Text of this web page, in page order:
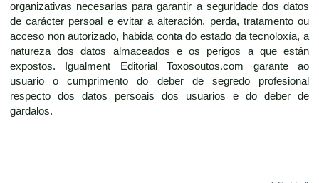
organizativas necesarias para garantir a seguridade dos datos
de carácter persoal e evitar a alteración, perda, tratamento ou
acceso non autorizado, habida conta do estado da tecnoloxía, a
natureza dos datos almaceados e os perigos a que están
expostos. Igualment Editorial Toxosoutos.com garante ao
usuario o cumprimento do deber de segredo profesional
respecto dos datos persoais dos usuarios e do deber de
gardalos.